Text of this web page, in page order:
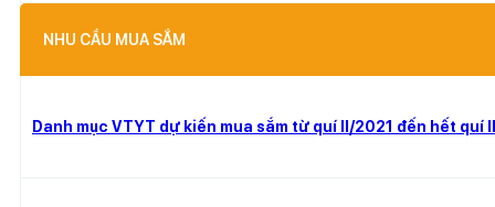
NHU CẦU MUA SẮM
Danh mục VTYT dự kiến mua sắm từ quí II/2021 đến hết quí